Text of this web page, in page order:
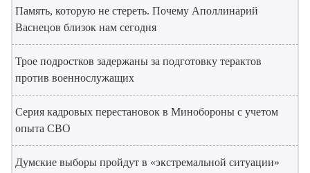
Память, которую не стереть. Почему Аполлинарий
Васнецов близок нам сегодня
Трое подростков задержаны за подготовку терактов
против военнослужащих
Серия кадровых перестановок в Минобороны с учетом
опыта СВО
Думские выборы пройдут в «экстремальной ситуации»